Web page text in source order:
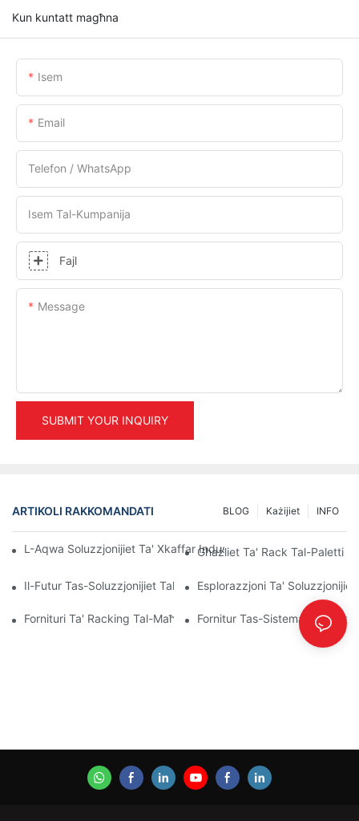
Kun kuntatt magħna
Isem
Email
Telefon / WhatsApp
Isem Tal-Kumpanija
Fajl
Message
SUBMIT YOUR INQUIRY
ARTIKOLI RAKKOMANDATI INFO
Każijiet
BLOG
L-Aqwa Soluzzjonijiet Ta' Xkaffar Industrijali Għal Ġestjoni
Għażliet Ta' Rack Tal-Paletti
Il-Futur Tas-Soluzzjonijiet Tal-Pallet Rack: Xejriet U
Esplorazzjoni Ta'
Fornituri Ta' Racking Tal-Maħżen: X'Għandek Tfittex
Fornitur Tas-Sistema Tal-